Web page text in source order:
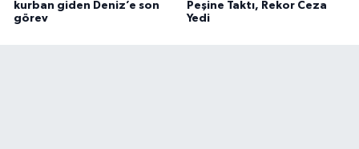
kurban giden Deniz’e son
görev
Peşine Taktı, Rekor Ceza
Yedi